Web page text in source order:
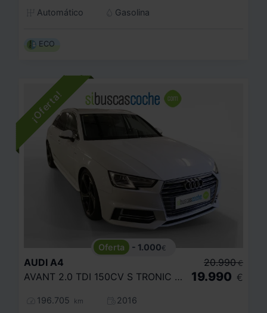
Automático
Gasolina
ECO
- 1.000€
AUDI A4
AVANT 2.0 TDI 150CV S TRONIC SPORT EDIT
196.705 km
2016
20.990 €
19.990 €